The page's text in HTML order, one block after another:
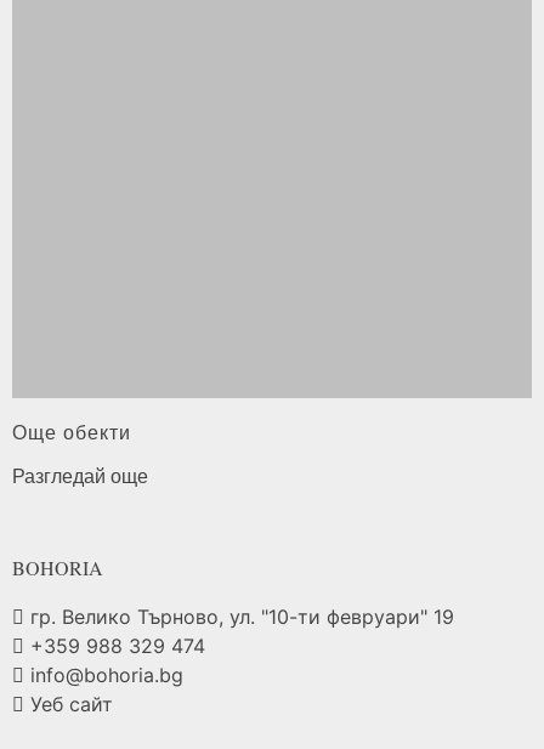
Още обекти
Разгледай още
BOHORIA
гр. Велико Търново, ул. "10-ти февруари" 19
+359 988 329 474
info@bohoria.bg
Уеб сайт